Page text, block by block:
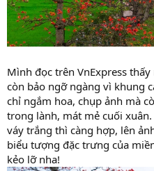
Mình đọc trên VnExpress
còn bảo ngỡ ngàng vì khung
chỉ ngắm hoa, chụp ảnh mà
trong lành, mát mẻ cuối
váy trắng thì càng hợp, lên
biểu tượng đặc trưng của
kẻo lỡ nha!